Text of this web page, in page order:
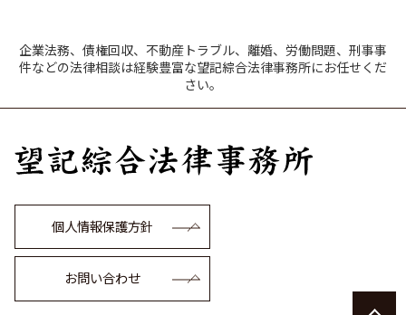
企業法務、債権回収、不動産トラブル、離婚、労働問題、刑事事
件などの法律相談は経験豊富な望記綜合法律事務所にお任せくだ
さい。
個人情報保護方針
お問い合わせ